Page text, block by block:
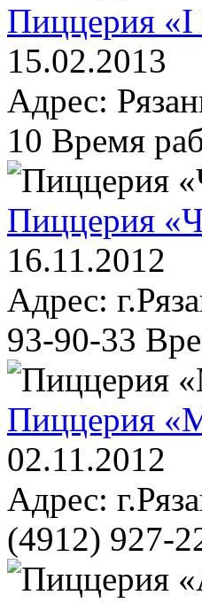
Пиццерия «I
15.02.2013
Адрес:
10 Время
Пиццерия
16.11.2012
Адрес:
93-90-33
Пиццерия
02.11.2012
Адрес:
(4912) 927-